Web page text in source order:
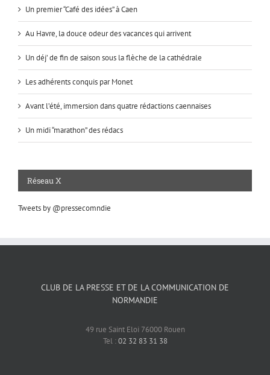
Un premier “Café des idées” à Caen
Au Havre, la douce odeur des vacances qui arrivent
Un déj’ de fin de saison sous la flèche de la cathédrale
Les adhérents conquis par Monet
Avant l’été, immersion dans quatre rédactions caennaises
Un midi “marathon” des rédacs
Réseau X
Tweets by @pressecomndie
CLUB DE LA PRESSE ET DE LA COMMUNICATION DE
NORMANDIE
49 rue Saint Eloi 76000 Rouen
Tel :02 32 83 31 38